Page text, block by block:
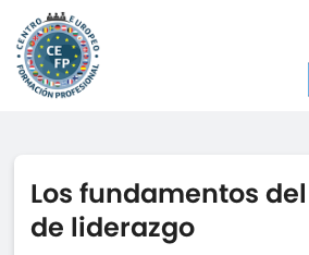
Los fundamentos
de liderazgo